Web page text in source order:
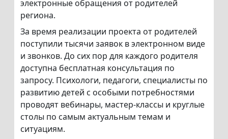
электронные обращения от родителей
региона.
За время реализации проекта от родителей
поступили тысячи заявок в электронном виде
и звонков. До сих пор для каждого родителя
доступна бесплатная консультация по
запросу. Психологи, педагоги, специалисты по
развитию детей с особыми потребностями
проводят вебинары, мастер-классы и круглые
столы по самым актуальным темам и
ситуациям.